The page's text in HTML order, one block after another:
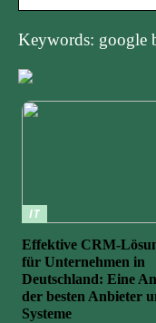
Keywords: google
IT
Effektive CRM-
für Unternehmen in
Deutschland: Eine
der besten Anbieter
Systeme